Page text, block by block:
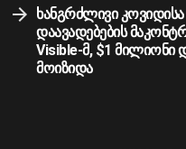
ხანგრძლივი
დაავადებების
Visible-მ, $1 მილიონი
მოიზიდა